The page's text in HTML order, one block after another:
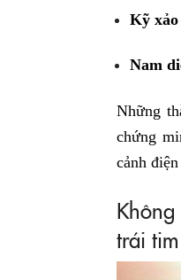
Kỹ xảo
Nam
Những
chứng
cảnh
trái